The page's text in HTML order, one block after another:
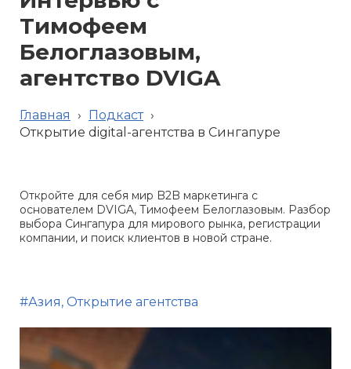
Тимофеем
Белоглазовым,
агентство DVIGA
Главная › Подкаст ›
Открытие digital-агентства в Сингапуре
Откройте для себя мир B2B маркетинга с
основателем DVIGA, Тимофеем Белоглазовым. Разбор
выбора Сингапура для мирового рынка, регистрации
компании, и поиск клиентов в новой стране.
#Азия, Открытие агентства